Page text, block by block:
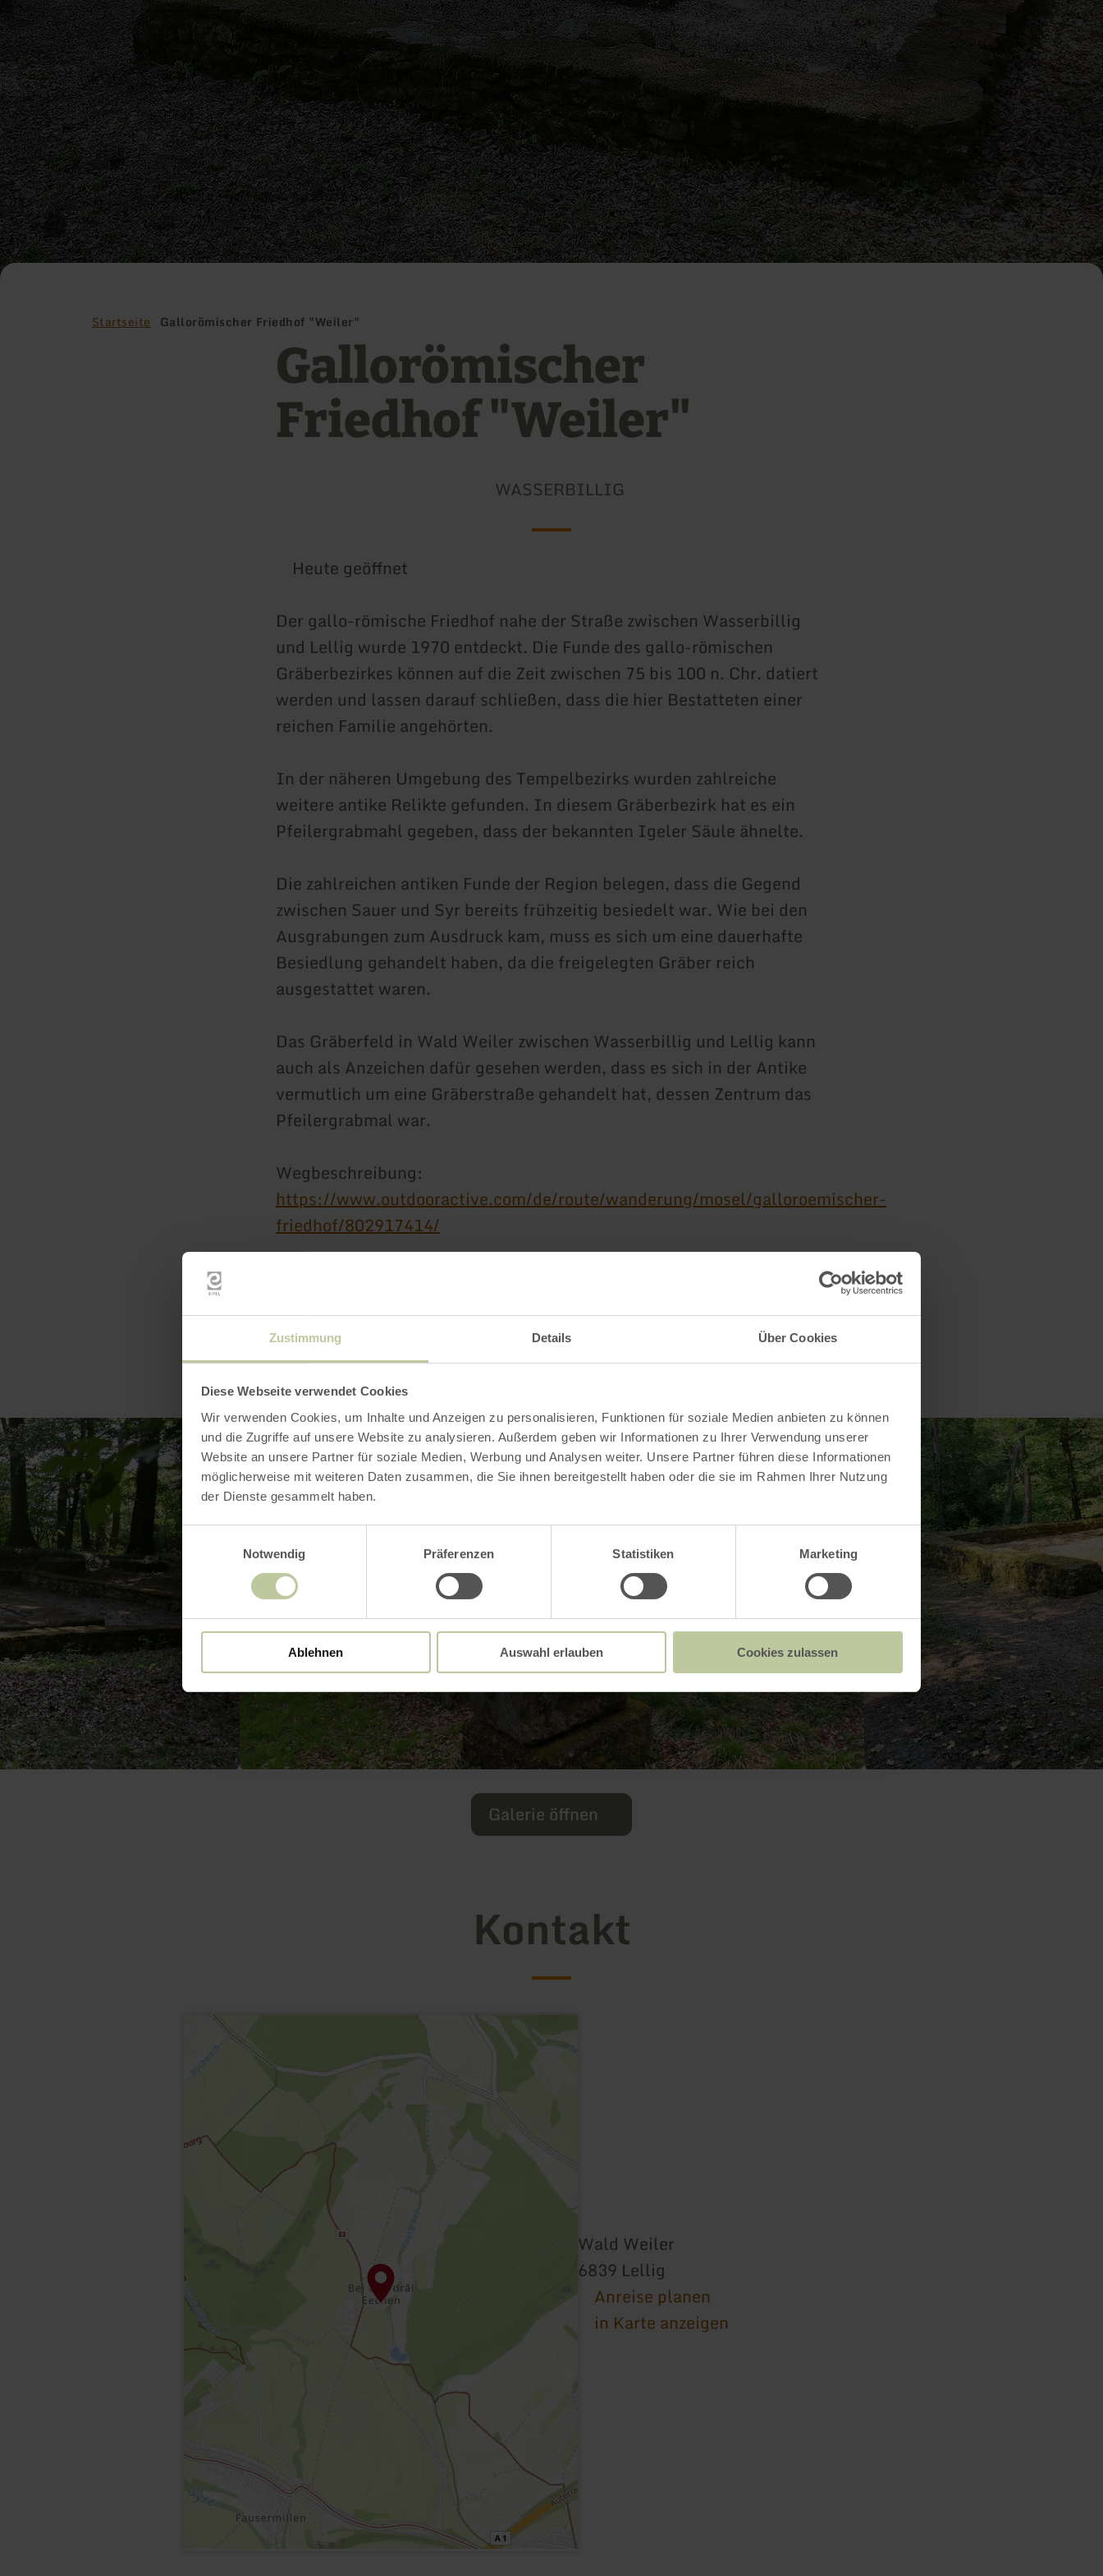
Zustimmung Details Über Cookies
Diese Webseite verwendet Cookies
Wir verwenden Cookies, um Inhalte und Anzeigen zu personalisieren, Funktionen für soziale Medien anbieten zu können
und die Zugriffe auf unsere Website zu analysieren. Außerdem geben wir Informationen zu Ihrer Verwendung unserer
Website an unsere Partner für soziale Medien, Werbung und Analysen weiter. Unsere Partner führen diese Informationen
möglicherweise mit weiteren Daten zusammen, die Sie ihnen bereitgestellt haben oder die sie im Rahmen Ihrer Nutzung
der Dienste gesammelt haben.
Einwilligungsauswahl
Notwendig
Präferenzen Statistiken Marketing
Ablehnen Auswahl erlauben Cookies zulassen
Startseite Gallorömischer Friedhof "Weiler"
Gallorömischer
Friedhof "Weiler"
WASSERBILLIG
Heute geöffnet
Der gallo-römische Friedhof nahe der Straße zwischen Wasserbillig
und Lellig wurde 1970 entdeckt. Die Funde des gallo-römischen
Gräberbezirkes können auf die Zeit zwischen 75 bis 100 n. Chr. datiert
werden und lassen darauf schließen, dass die hier Bestatteten einer
reichen Familie angehörten.
In der näheren Umgebung des Tempelbezirks wurden zahlreiche
weitere antike Relikte gefunden. In diesem Gräberbezirk hat es ein
Pfeilergrabmahl gegeben, dass der bekannten Igeler Säule ähnelte.
Die zahlreichen antiken Funde der Region belegen, dass die Gegend
zwischen Sauer und Syr bereits frühzeitig besiedelt war. Wie bei den
Ausgrabungen zum Ausdruck kam, muss es sich um eine dauerhafte
Besiedlung gehandelt haben, da die freigelegten Gräber reich
ausgestattet waren.
Das Gräberfeld in Wald Weiler zwischen Wasserbillig und Lellig kann
auch als Anzeichen dafür gesehen werden, dass es sich in der Antike
vermutlich um eine Gräberstraße gehandelt hat, dessen Zentrum das
Pfeilergrabmal war.
Wegbeschreibung:
https://www.outdooractive.com/de/route/wanderung/mosel/galloroemischer-
friedhof/802917414/
Impressionen
Galerie öffnen
Kontakt
Wald Weiler
6839 Lellig
Anreise planen
in Karte anzeigen